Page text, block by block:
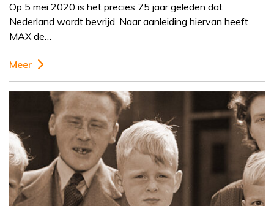
Op 5 mei 2020 is het precies 75 jaar geleden dat
Nederland wordt bevrijd. Naar aanleiding hiervan heeft
MAX de…
Meer